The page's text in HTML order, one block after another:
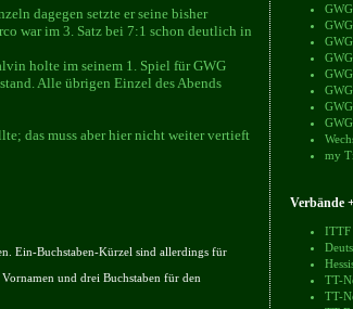
dagegen setzte er seine bisher
war im 3. Satz bei 7:1 schon deutlich in
holte im seinem 1. Spiel für GWG
Alle übrigen Einzel des Abends
das muss aber hier nicht weiter vertieft
Ein-Buchstaben-Kürzel sind allerdings für
und drei Buchstaben für den
my
Verbände
ITTF
TT-
TT-